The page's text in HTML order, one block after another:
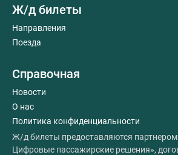
Ж/д билеты
Направления
Поезда
Справочная
Новости
О нас
Политика конфиденциальности
Ж/д билеты предоставляются
Цифровые пассажирские решения»,